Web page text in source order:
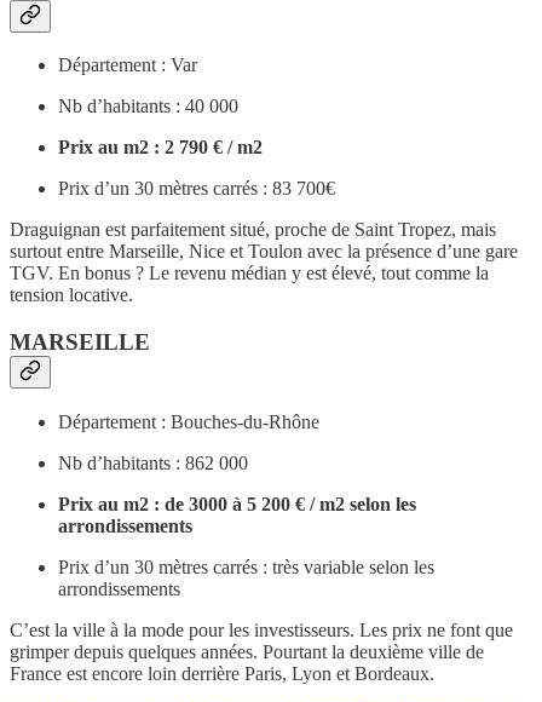
Département : Var
Nb d’habitants : 40 000
Prix au m2 : 2 790 € / m2
Prix d’un 30 mètres carrés : 83 700€
Draguignan est parfaitement situé, proche de Saint Tropez, mais
surtout entre Marseille, Nice et Toulon avec la présence d’une gare
TGV. En bonus ? Le revenu médian y est élevé, tout comme la
tension locative.
MARSEILLE
Département : Bouches-du-Rhône
Nb d’habitants : 862 000
Prix au m2 : de 3000 à 5 200 € / m2 selon les
arrondissements
Prix d’un 30 mètres carrés : très variable selon les
arrondissements
C’est la ville à la mode pour les investisseurs. Les prix ne font que
grimper depuis quelques années. Pourtant la deuxième ville de
France est encore loin derrière Paris, Lyon et Bordeaux.